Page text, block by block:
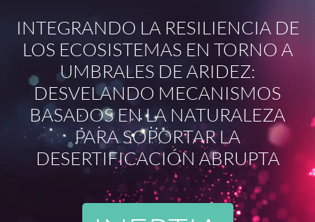
INTEGRANDO LA RESILIENCIA DE
LOS ECOSISTEMAS EN TORNO A
UMBRALES DE ARIDEZ:
DESVELANDO MECANISMOS
BASADOS EN LA NATURALEZA
PARA SOPORTAR LA
DESERTIFICACIÓN ABRUPTA